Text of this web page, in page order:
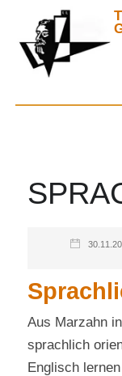
Aus Marzahn
sprachlich
Englisch